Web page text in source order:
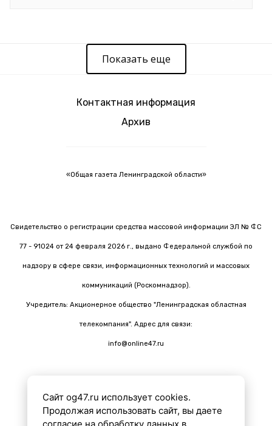
Показать еще
Контактная информация
Архив
«Общая газета Ленинградской области»
Свидетельство о регистрации средства массовой информации ЭЛ № ФС
77 - 91024 от 24 февраля 2026 г., выдано Федеральной службой по
надзору в сфере связи, информационных технологий и массовых
коммуникаций (Роскомнадзор).
Учредитель: Акционерное общество "Ленинградская областная
телекомпания". Адрес для связи:
info@online47.ru
Все материалы на сайте подготовлены с помощью ИИ
Сайт og47.ru использует cookies.
Продолжая использовать сайт, вы даете